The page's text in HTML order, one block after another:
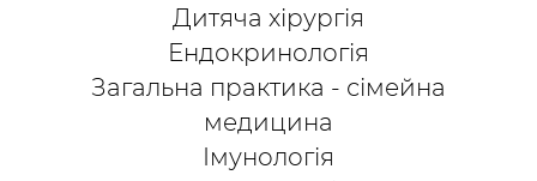
Дитяча хірургія
Ендокринологія
Загальна практика - сімейна
медицина
Імунологія